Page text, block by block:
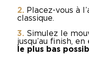
Placez-vous à
classique.
Simulez le
jusqu’au finish,
le plus bas